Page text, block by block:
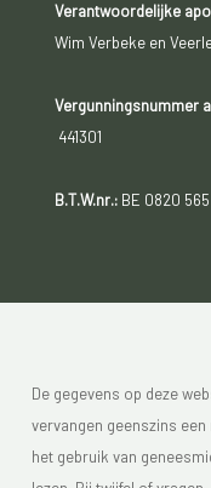
Verantwoordelijke
Wim Verbeke en
Vergunningsnummer
441301
B.T.W.nr.:BE 0820 565
De gegevens op deze
vervangen geenszins
het gebruik van